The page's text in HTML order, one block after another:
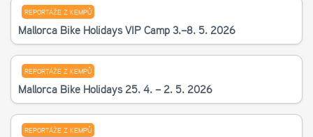
REPORTÁŽE Z KEMPŮ
Mallorca Bike Holidays VIP Camp 3.–8. 5. 2026
REPORTÁŽE Z KEMPŮ
Mallorca Bike Holidays 25. 4. – 2. 5. 2026
REPORTÁŽE Z KEMPŮ